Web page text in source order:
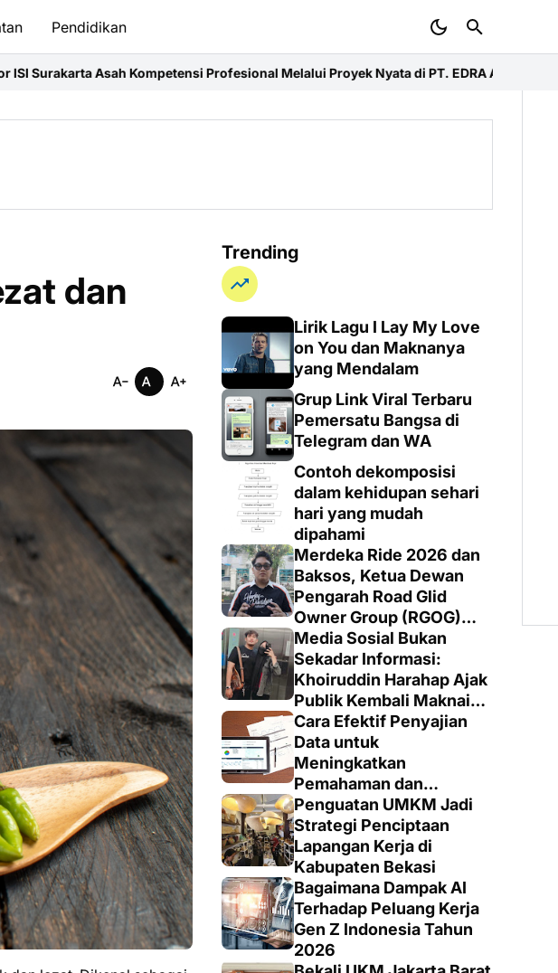
Pendidikan
Profesional Melalui Proyek Nyata di PT. EDRA Arsitek IndonesiaMerdeka Ride 2026
dan
Trending
Lirik Lagu I Lay My Love
on You dan Maknanya
yang Mendalam
Grup Link Viral Terbaru
Pemersatu Bangsa di
Telegram dan WA
Contoh dekomposisi
dalam kehidupan sehari
hari yang mudah
dipahami
Merdeka Ride 2026 dan
Baksos, Ketua Dewan
Pengarah Road Glid
Owner Group (RGOG)
Boys Indonesia Pusat M.
Irsyad Sebut Persiapan
Dimatangkan
Media Sosial Bukan
Sekadar Informasi:
Khoiruddin Harahap Ajak
Publik Kembali Maknai
Ruang Digital dengan
Totalitas dan Loyalitas
Cara Efektif Penyajian
Data untuk
Meningkatkan
Pemahaman dan
Keputusan yang Tepat
Penguatan UMKM Jadi
Strategi Penciptaan
Lapangan Kerja di
Kabupaten Bekasi
Bagaimana Dampak AI
Terhadap Peluang Kerja
Gen Z Indonesia Tahun
2026